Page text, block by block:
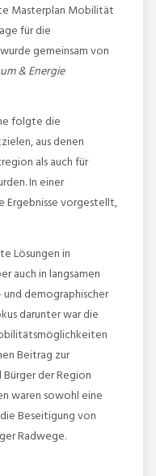
Masterplan Mobilität
für die
gemeinsam von
& Energie
folgte die
aus denen
als auch für
In einer
Ergebnisse vorgestellt,
Lösungen in
auch in langsamen
demographischer
darunter war die
Beitrag zur
der Region
waren sowohl eine
Beseitigung von
Radwege.